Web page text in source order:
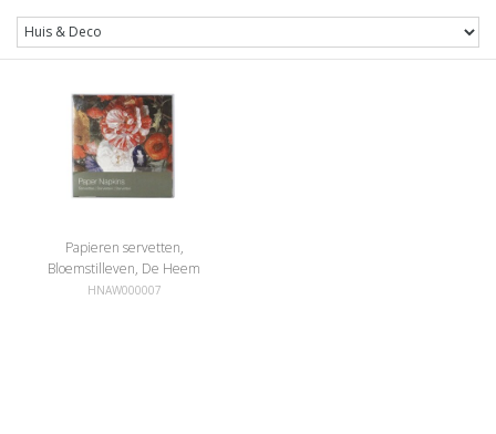
Papieren servetten,
Bloemstilleven, De Heem
HNAW000007